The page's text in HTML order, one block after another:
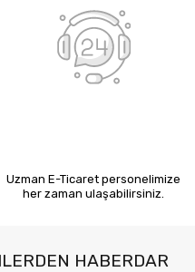
Uzman E-Ticaret personelimize
her zaman ulaşabilirsiniz.
HABERDAR